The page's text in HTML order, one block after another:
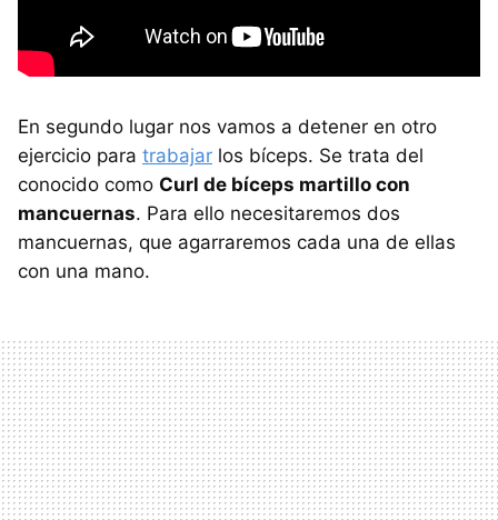
En segundo lugar nos vamos a detener en otro
ejercicio para trabajar los bíceps. Se trata del
conocido como Curl de bíceps martillo con
mancuernas. Para ello necesitaremos dos
mancuernas, que agarraremos cada una de ellas
con una mano.